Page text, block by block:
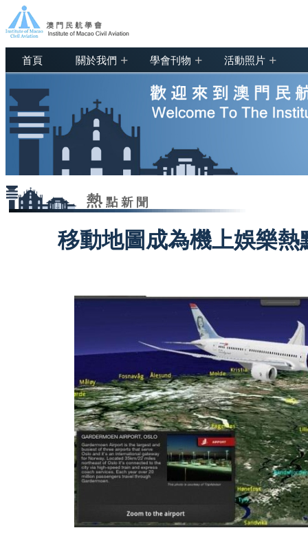
首頁 關於我們 + 學會刊物 + 活動照片 +
移動地圖成為機上娛樂